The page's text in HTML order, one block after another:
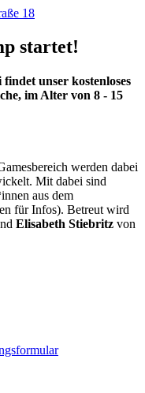
18
startet!
unser kostenloses
im Alter von 8 - 15
werden dabei
Mit dabei sind
aus dem
für Infos). Betreut wird
Elisabeth Stiebritz von